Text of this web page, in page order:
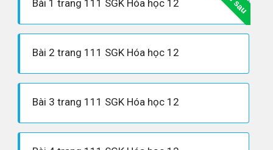
Bài 1 trang 111 SGK Hóa học 12
Bài 2 trang 111 SGK Hóa học 12
Bài 3 trang 111 SGK Hóa học 12